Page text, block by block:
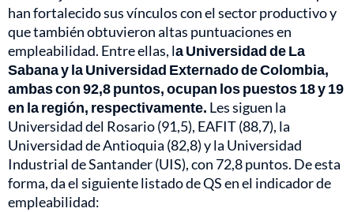
han fortalecido sus vínculos con el sector productivo y
que también obtuvieron altas puntuaciones en
empleabilidad. Entre ellas, la Universidad de La
Sabana y la Universidad Externado de Colombia,
ambas con 92,8 puntos, ocupan los puestos 18 y 19
en la región, respectivamente. Les siguen la
Universidad del Rosario (91,5), EAFIT (88,7), la
Universidad de Antioquia (82,8) y la Universidad
Industrial de Santander (UIS), con 72,8 puntos. De esta
forma, da el siguiente listado de QS en el indicador de
empleabilidad: